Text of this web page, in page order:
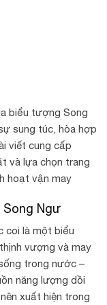
biểu tượng Song
sung túc, hòa hợp
viết cung cấp
và lựa chọn trang
hoạt vận may
Song Ngư
coi là một biểu
vượng và may
trong nước –
năng lượng dồi
xuất hiện trong